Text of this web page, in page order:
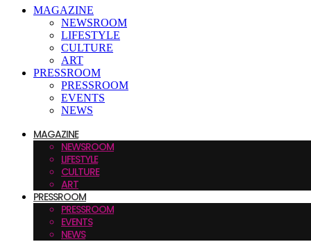
MAGAZINE
NEWSROOM
LIFESTYLE
CULTURE
ART
PRESSROOM
PRESSROOM
EVENTS
NEWS
MAGAZINE
NEWSROOM
LIFESTYLE
CULTURE
ART
PRESSROOM
PRESSROOM
EVENTS
NEWS